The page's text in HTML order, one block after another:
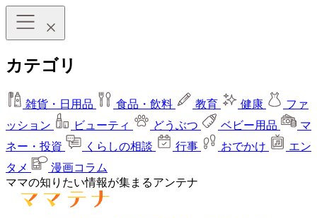
カテゴリ
雑貨・日用品 食品・飲料 教育 健康
ファ
ッション
ビューティ どうぶつ ベビー用品
マ
ネー・投資
くらしの相談 行事 おでかけ
エン
タメ
漫画コラム
ママの知りたい情報が集まるアンテナ